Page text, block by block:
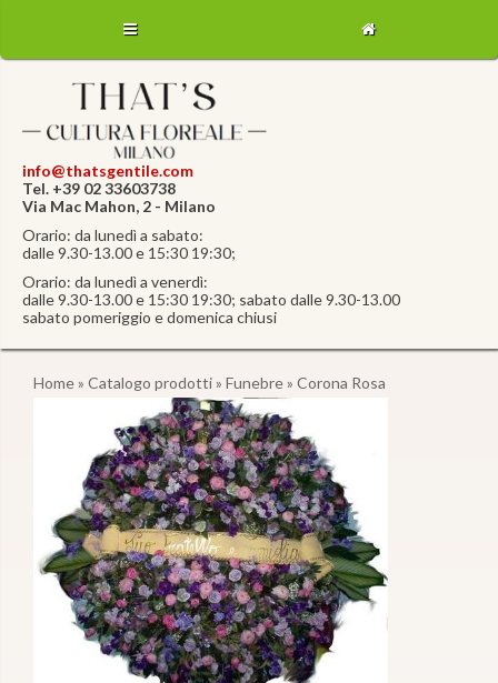
info@thatsgentile.com
Tel. +39 02 33603738
Via Mac Mahon, 2 - Milano
Orario: da lunedì a sabato:
dalle 9.30-13.00 e 15:30 19:30;
Orario: da lunedì a venerdì:
dalle 9.30-13.00 e 15:30 19:30; sabato dalle 9.30-13.00
sabato pomeriggio e domenica chiusi
Home» Catalogo prodotti» Funebre» Corona Rosa